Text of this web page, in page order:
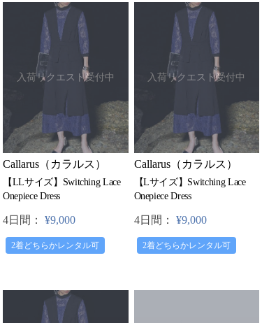
入荷リクエスト受付中
Callarus（カラルス）
【LLサイズ】Switching Lace
Onepiece Dress
4日間： ¥9,000
2着どちらかレンタル可
入荷リクエスト受付中
Callarus（カラルス）
【Lサイズ】Switching Lace
Onepiece Dress
4日間： ¥9,000
2着どちらかレンタル可